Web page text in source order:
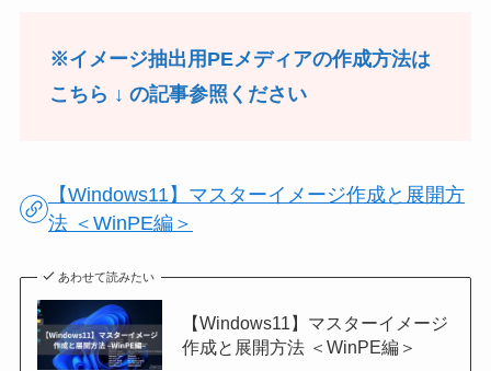
※イメージ抽出用PEメディアの作成方法は
こちら ↓ の記事参照ください
【Windows11】マスターイメージ作成と展開方
法 ＜WinPE編＞
あわせて読みたい
【Windows11】マスターイメージ
作成と展開方法 ＜WinPE編＞